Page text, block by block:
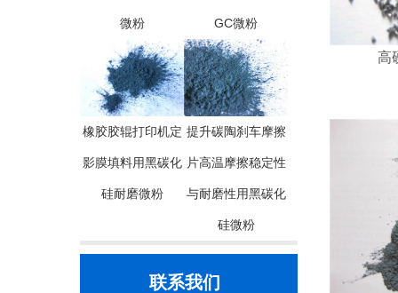
微粉 GC微粉
橡胶胶辊打印机定
影膜填料用黑碳化
硅耐磨微粉
提升碳陶刹车摩擦
片高温摩擦稳定性
与耐磨性用黑碳化
硅微粉
联系我们
高